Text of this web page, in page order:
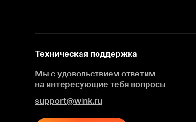
Техническая поддержка
Мы с удовольствием ответим
на интересующие тебя вопросы
support@wink.ru